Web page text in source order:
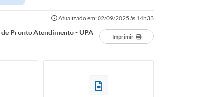
Atualizado em: 02/09/2025 às 14h33
Pronto Atendimento - UPA
Imprimir